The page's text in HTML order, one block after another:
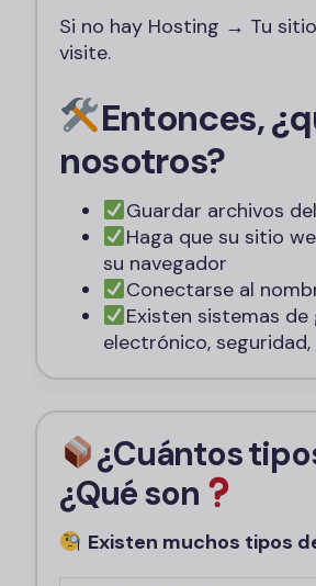
Si no hay Hosting → Tu
visite.
Entonces,
nosotros?
Guardar archivos
Haga que su sitio
su navegador
Conectarse al
Existen sistemas
electrónico,
¿Cuántos
¿Qué son
Existen muchos tipos